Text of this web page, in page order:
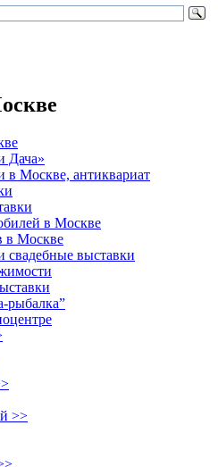
Дача»
Москве, антиквариат
в Москве
в Москве
выставки
рыбалка”
>>